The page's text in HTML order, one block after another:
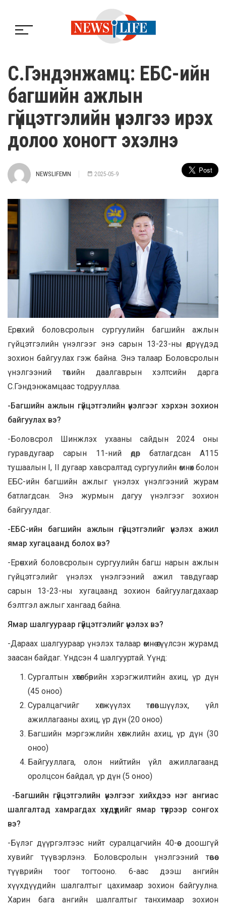
C.Гэндэнжамц: ЕБС-ийн
багшийн ажлын
гүйцэтгэлийн үнэлгээ ирэх
долоо хоногт эхэлнэ
NEWSLIFEMN 2025-05-9
Ерөнхий боловсролын сургуулийн багшийн ажлын
гүйцэтгэлийн үнэлгээг энэ сарын 13-23-ны өдрүүдэд
зохион байгуулах гэж байна. Энэ талаар Боловсролын
үнэлгээний төвийн даалгаврын хэлтсийн дарга
С.Гэндэнжамцаас тодрууллаа.
-Багшийн ажлын гүйцэтгэлийн үнэлгээг хэрхэн зохион
байгуулах вэ?
-Боловсрол Шинжлэх ухааны сайдын 2024 оны
гуравдугаар сарын 11-ний өдөр батлагдсан А115
тушаалын I, II дугаар хавсралтад сургуулийн өмнөх болон
ЕБС-ийн багшийн ажлыг үнэлэх үнэлгээний журам
батлагдсан. Энэ журмын дагуу үнэлгээг зохион
байгуулдаг.
-ЕБС-ийн багшийн ажлын гүйцэтгэлийг үнэлэх ажил
ямар хугацаанд болох вэ?
-Ерөнхий боловсролын сургуулийн багш нарын ажлын
гүйцэтгэлийг үнэлэх үнэлгээний ажил тавдугаар
сарын 13-23-ны хугацаанд зохион байгуулагдахаар
бэлтгэл ажлыг хангаад байна.
Ямар шалгуураар гүйцэтгэлийг үнэлэх вэ?
-Дараах шалгуураар үнэлэх талаар өмнө өгүүлсэн журамд
заасан байдаг. Үндсэн 4 шалгууртай. Үүнд:
Сургалтын хөтөлбөрийн хэрэгжилтийн ахиц, үр дүн
(45 оноо)
Суралцагчийг хөгжүүлэх төлөвшүүлэх, үйл
ажиллагааны ахиц, үр дүн (20 оноо)
Багшийн мэргэжлийн хөгжлийн ахиц, үр дүн (30
оноо)
Байгууллага, олон нийтийн үйл ажиллагаанд
оролцсон байдал, үр дүн (5 оноо)
-Багшийн гүйцэтгэлийн үнэлгээг хийхдээ нэг ангиас
шалгалтад хамрагдах хүүхдүүдийг ямар түүврээр сонгох
вэ?
-Бүлэг дүүргэлтээс нийт суралцагчийн 40-өөс доошгүй
хувийг түүвэрлэнэ. Боловсролын үнэлгээний төвөөс
түүврийн тоог тогтооно. 6-аас дээш ангийн
хүүхдүүдийн шалгалтыг цахимаар зохион байгуулна.
Харин бага ангийн шалгалтыг танхимаар зохион